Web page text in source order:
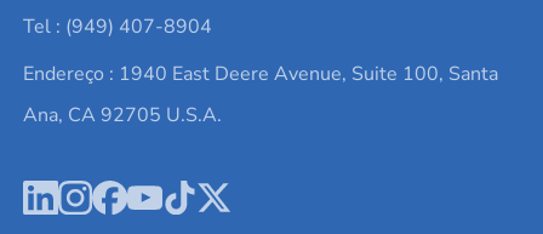
Termos e Condições
Política de Privacidade
Alvos de pulverização catódica
Ácido hialurônico
Notícias e blogs
Estudos de caso
Tel : (949) 407-8904
Endereço : 1940 East Deere Avenue, Suite 100, Santa
Ana, CA 92705 U.S.A.